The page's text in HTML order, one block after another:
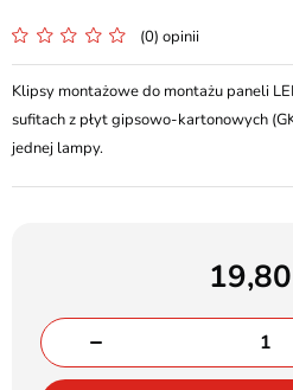
(0) opinii
Klipsy montażowe do montażu paneli
sufitach z płyt gipsowo-kartonowych
jednej lampy.
19,80